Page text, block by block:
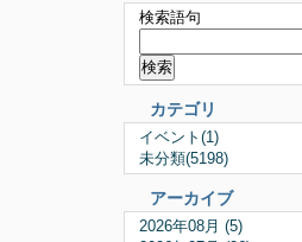
検索語句
カテゴリ
イベント(1)
未分類(5198)
アーカイブ
2026年08月 (5)